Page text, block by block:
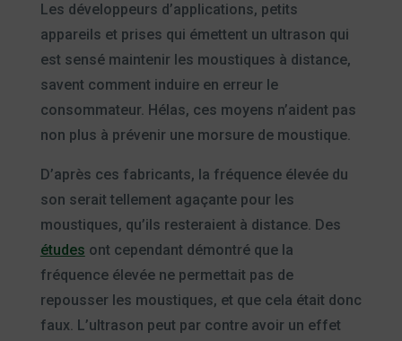
Les développeurs d’applications, petits
appareils et prises qui émettent un ultrason qui
est sensé maintenir les moustiques à distance,
savent comment induire en erreur le
consommateur. Hélas, ces moyens n’aident pas
non plus à prévenir une morsure de moustique.
D’après ces fabricants, la fréquence élevée du
son serait tellement agaçante pour les
moustiques, qu’ils resteraient à distance. Des
études ont cependant démontré que la
fréquence élevée ne permettait pas de
repousser les moustiques, et que cela était donc
faux. L’ultrason peut par contre avoir un effet